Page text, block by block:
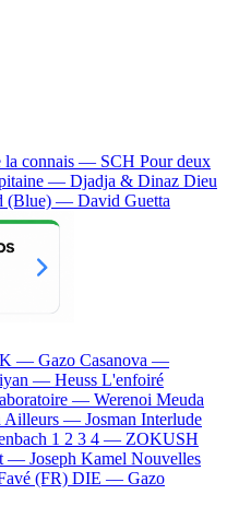
la connais — SCH Pour deux
— Djadja & Dinaz Dieu
(Blue) — David Guetta
— Gazo Casanova —
— Heuss L'enfoiré
— Werenoi Meuda
Ailleurs — Josman Interlude
1 2 3 4 — ZOKUSH
— Joseph Kamel Nouvelles
(FR) DIE — Gazo